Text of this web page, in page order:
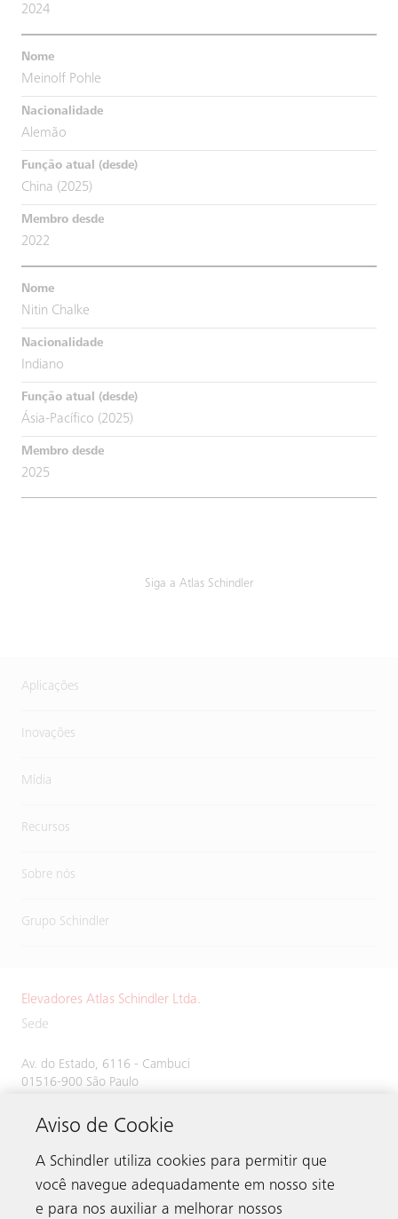
2024
Meinolf Pohle
Alemão
China (2025)
2022
Nitin Chalke
Indiano
Ásia-Pacífico (2025)
2025
Siga a Atlas Schindler
Aplicações
Inovações
Mídia
Recursos
Sobre nós
Grupo Schindler
Elevadores Atlas Schindler Ltda.
Sede
Av. do Estado, 6116 - Cambuci
01516-900 São Paulo
Aviso de Cookie
A Schindler utiliza cookies para permitir que
você navegue adequadamente em nosso site
e para nos auxiliar a melhorar nossos